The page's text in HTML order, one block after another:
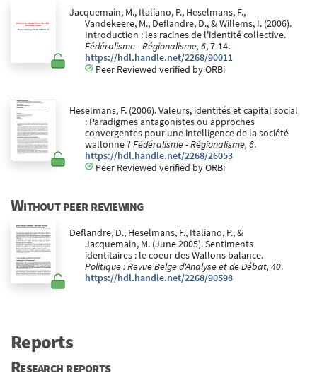
Jacquemain, M., Italiano, P., Heselmans, F.,
Vandekeere, M., Deflandre, D., & Willems, I. (2006).
Introduction : les racines de l'identité collective.
Fédéralisme - Régionalisme, 6, 7-14.
https://hdl.handle.net/2268/90011
Peer Reviewed verified by ORBi
Heselmans, F. (2006). Valeurs, identités et capital social
: Paradigmes antagonistes ou approches
convergentes pour une intelligence de la société
wallonne ?Fédéralisme - Régionalisme, 6.
https://hdl.handle.net/2268/26053
Peer Reviewed verified by ORBi
Without peer reviewing
Deflandre, D., Heselmans, F., Italiano, P., &
Jacquemain, M. (June 2005). Sentiments
identitaires : le coeur des Wallons balance.
Politique : Revue Belge d'Analyse et de Débat, 40.
https://hdl.handle.net/2268/90598
Reports
Research reports